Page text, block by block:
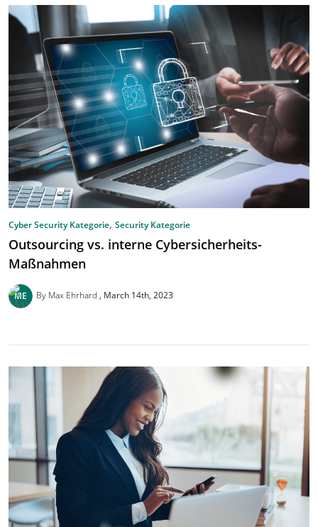
Cyber Security Kategorie, Security Kategorie
Outsourcing vs. interne Cybersicherheits-
Maßnahmen
By Max Ehrhard March 14th, 2023